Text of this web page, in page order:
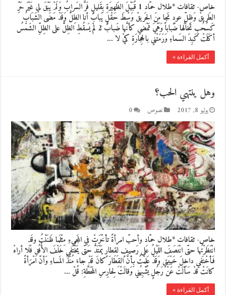
خاص- ثقافات *طلال حمّاد 1 قُبَيْلَ الظَهيرَةِ بِقَليلٍ فَرَّ السَرابُ وَلَمْ يَبْقَ لي غَيْرَ حَرِّ
الطَريقْ وَظِلِّ عودٍ نَجا مِنَ الحَريقْ وَسْطَ حَقْلٍ يَبابْ أنا الظِلُّ وَقَدْ مَضَى الشَبَابُ
كَسُحُبٍ تَخالُها ضَباباً وَهْيَ تَمْضي كأنَّها ضَبابُ 2 لمْ يَسقُطِ الظِلُّ على الظِلِّ الشَمْسُ
أكَلَتْ كَبِدَ السَماءِ وَرَمَتْني بالحِجارَةِ كيْ لا …
أكمل القراءة »
وهل ينتهي الحب؟
يوليو 8, 2017 نصوص 0
خاص- ثقافات *طلال حمّاد وأحبّ امرأةً تأخّرَتْ في المَجيءِ مِثْلَما ظَنَنْتُ وقَدِ
انْتَظَرْتُها حتّى انْتَصَفَ اللَيْلُ عَلى رَصيفٍ لِقِطارٍ يَمْتَدُّ حَتّى يَخْتَفي خَلْفَ الأُفُقِ فَلا أراهْ
فَأخْتَفي داخِلَ خَيْبَتي وَقَدْ عَلِمْتُ بِأنَّ القِطارَ كانَ قَدْ جاءَ مُنْذُ المَساءِ وَأنّ امْرَأةً
كانَتْ قدْ سَألَتْ عَنْ رَجُلٍ يُشْبِهُني وَقالَتْ لِحارِسِ المَحَطَّةِ: قُلْ …
أكمل القراءة »